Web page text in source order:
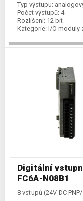
Typ výstupu:
Počet výstupů: 4
Rozlišení: 12 bit
Kategorie: I/O moduly
Digitální
FC6A-N08B1
8 vstupů (24V DC